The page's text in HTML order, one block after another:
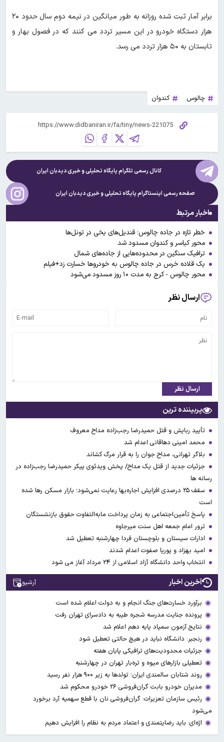
برابر آمار ثبت شده روزانه به طور میانگین در نیمه دوم سال حدود ۲۰
هزار دستگاه خودرو در این مسیر تردد می کنند که در فصول بهار و
تابستان به ۵۰ هزار تردد می رسد.
چالوس کندوان
کانال رسمی تلگرام پایگاه تحلیلی و خبریدیدبان ایران
صفحه رسمی اینستاگرام پایگاه تحلیلی و خبریدیدبان ایران
اخبار مرتبط
خطر تازه در جاده چالوس؛ قندیل‌های یخی در تونل‌ها
محور کیاسر و کندوان مسدود شد
ترافیک سنگین در محدوده‌هایی از جاده‌های شمال
یک قلاده خرس در جاده چالوس به خودروها خسارت زد+فیلم
محور چالوس - کرج به مدت ۱۰ روز مسدود می‌شود
ارسال نظر
ارسال نظر
پربیننده ترین
تأیید ربایش و قتل حمیدرضا رجب‌زاده مداح معروف
محمد امینی دهاقانی اعدام شد
بلاگر تهرانی، مداح جوان را به قرار مرگ کشاند
جزئیات جدید از قتل یک مداح/ پخش ویدئوی پیکر حمیدرضا رجب‌زاده در
رسانه ها
سقف ۲۵ درصدی افزایش اجاره‌بها رعایت نمی‌شود؛ بازار مسکن رها شده
است
پاسخ تأمین‌اجتماعی به زمان پرداخت مابه‌التفاوت حقوق بازنشستگان
ترور امام جمعه اهل سنت میرجاوه
ادارات سیستان و بلوچستان فردا چهارشنبه تعطیل شد
امید بهزاد و پوریا صفوت اعدام شدند
انتخاب واحد دانشگاه آزاد اسلامی از ۲۴ مرداد آغاز می شود
آخرین اخبار آرشیو
برآورد خسارت‌های جنگ انجام و به دولت اعلام شده است
پرونده جنایت مدرسه شجره طیبه به دادسرای تهران رفت
نتایج آزمون سمپاد پایه دهم اعلام شد
رنجبر: دانشگاه نباید در هیچ حالتی تعطیل شود
جزئیات محدودیت‌های ترافیکی پایان هفته
تعطیلی بازارهای میوه ‌و تره‌بار تهران در چهارشنبه
روند شتابان سالمندی ایران؛ تولدها به زیر ۹۰۰ هزار نفر رسید
مدیران خودرو بابت گران‌فروشی ۲۶ خودرو محکوم شد
رئیس سازمان تعزیرات: گران‌فروشی نان با قطع سهمیه آرد برخورد
می‌شود
اژه‌ای: باید رضایتمندی و اعتماد مردم به نظام را افزایش دهیم